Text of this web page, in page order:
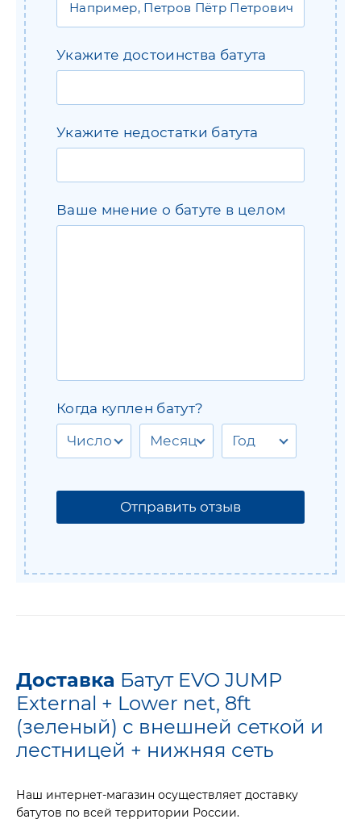
Укажите достоинства батута
Укажите недостатки батута
Ваше мнение о батуте в целом
Когда куплен батут?
Число
Месяц Год
Отправить отзыв
Доставка Батут EVO JUMP
External + Lower net, 8ft
(зеленый) с внешней сеткой и
лестницей + нижняя сеть
Наш интернет-магазин осуществляет доставку
батутов по всей территории России.